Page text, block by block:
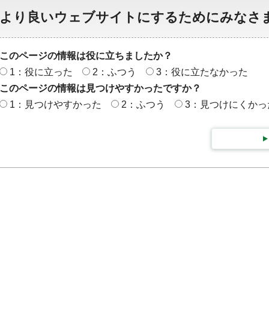
より良いウェブサイトにするためにみなさ
このページの情報は役に立ちましたか？
1：役に立った
2：ふつう
3：役に立たなかった
このページの情報は見つけやすかったですか？
1：見つけやすかった
2：ふつう 3：見つけにくかっ